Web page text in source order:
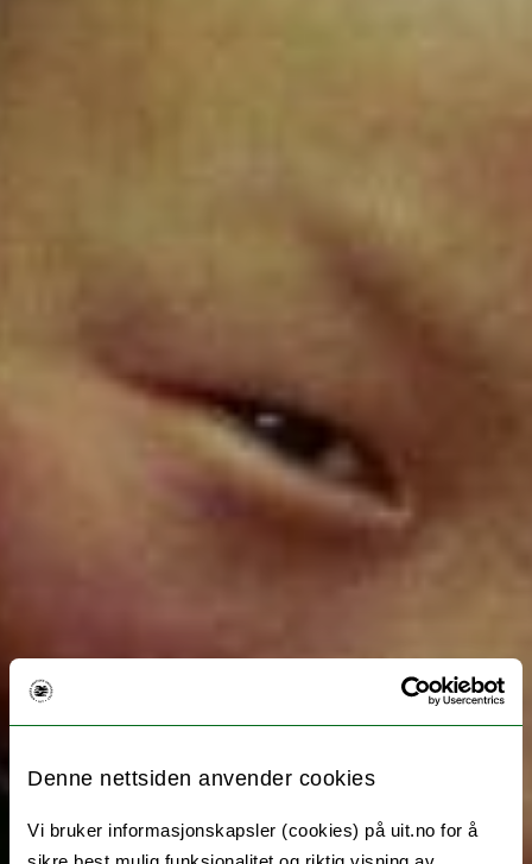
Denne nettsiden anvender cookies
Vi bruker informasjonskapsler (cookies) på uit.no for å